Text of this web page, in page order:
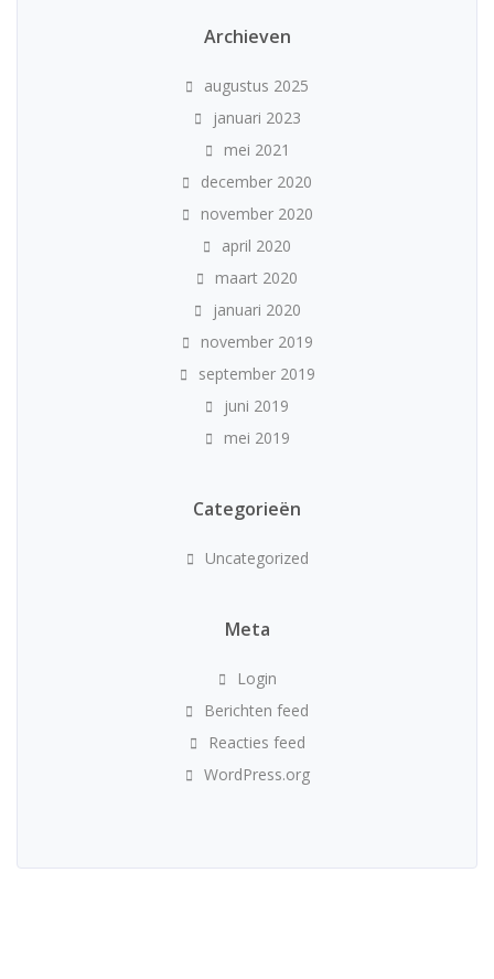
Archieven
augustus 2025
januari 2023
mei 2021
december 2020
november 2020
april 2020
maart 2020
januari 2020
november 2019
september 2019
juni 2019
mei 2019
Categorieën
Uncategorized
Meta
Login
Berichten feed
Reacties feed
WordPress.org